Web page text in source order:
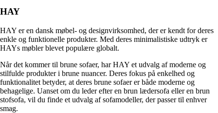
HAY
HAY er en dansk møbel- og designvirksomhed, der er kendt for deres
enkle og funktionelle produkter. Med deres minimalistiske udtryk er
HAYs møbler blevet populære globalt.
Når det kommer til brune sofaer, har HAY et udvalg af moderne og
stilfulde produkter i brune nuancer. Deres fokus på enkelhed og
funktionalitet betyder, at deres brune sofaer er både moderne og
behagelige. Uanset om du leder efter en brun lædersofa eller en brun
stofsofa, vil du finde et udvalg af sofamodeller, der passer til enhver
smag.